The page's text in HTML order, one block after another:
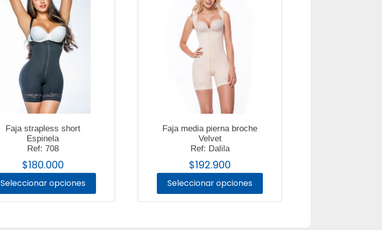
Faja strapless short
Espinela
Ref: 708
$180.000
Seleccionar opciones
Faja media pierna broche
Velvet
Ref: Dalila
$192.900
Seleccionar opciones